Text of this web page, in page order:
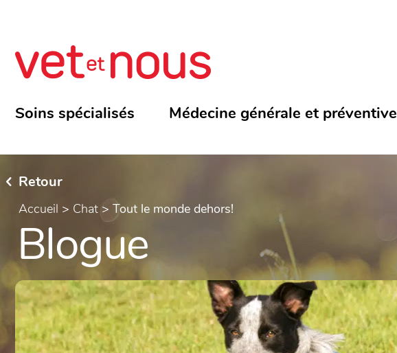
Soins spécialisés Médecine générale et préventive
Retour
Accueil > Chat > Tout le monde dehors!
Blogue